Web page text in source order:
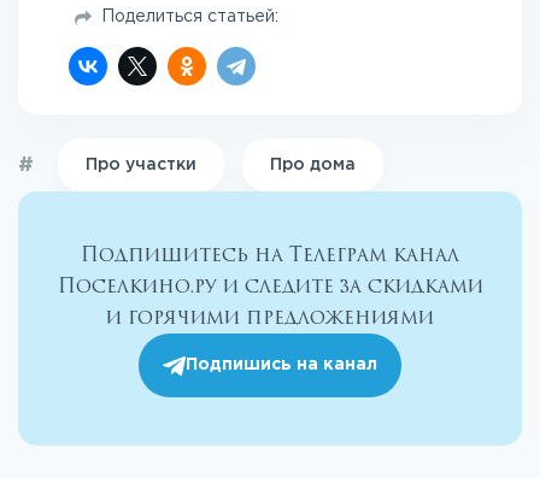
Поделиться статьей:
# Про участки Про дома
Подпишитесь на Телеграм канал
Поселкино.ру и следите за скидками
и горячими предложениями
Подпишись на канал